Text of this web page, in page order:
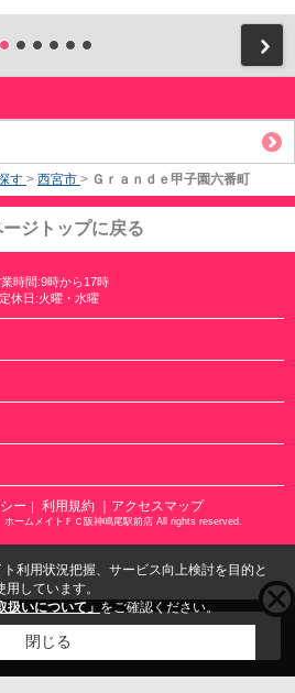
す > 西宮市 > Ｇｒａｎｄｅ甲子園六番町
ージトップに戻る
時間:9時から17時
定休日:火曜・水曜
ー 利用規約 ｜アクセスマップ
ームメイトＦＣ阪神鳴尾駅前店 All rights reserved.
覧の方にお勧めな物件
利用状況把握、サービス向上検討を目的と
しています。
扱いについて」 をご確認ください。
閉じる